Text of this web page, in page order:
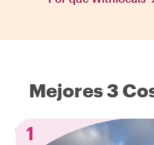
Mejores 3
1